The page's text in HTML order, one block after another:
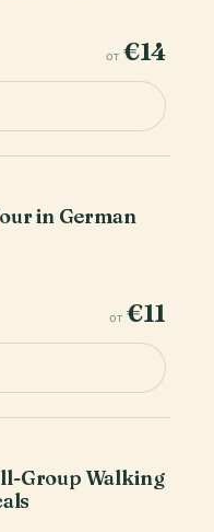
от €14
in German
от €11
Group Walking